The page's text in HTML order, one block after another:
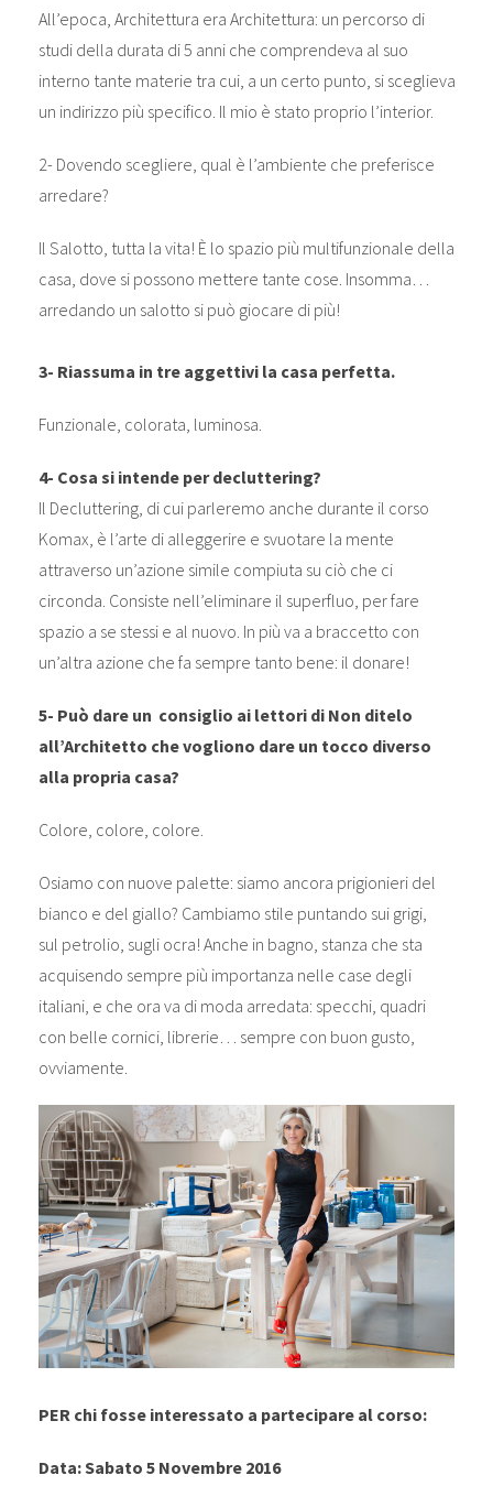
All’epoca, Architettura era Architettura: un percorso di
studi della durata di 5 anni che comprendeva al suo
interno tante materie tra cui, a un certo punto, si sceglieva
un indirizzo più specifico. Il mio è stato proprio l’interior.
2- Dovendo scegliere, qual è l’ambiente che preferisce
arredare?
Il Salotto, tutta la vita! È lo spazio più multifunzionale della
casa, dove si possono mettere tante cose. Insomma…
arredando un salotto si può giocare di più!
3- Riassuma in tre aggettivi la casa perfetta.
Funzionale, colorata, luminosa.
4- Cosa si intende per decluttering?
Il Decluttering, di cui parleremo anche durante il corso
Komax, è l’arte di alleggerire e svuotare la mente
attraverso un’azione simile compiuta su ciò che ci
circonda. Consiste nell’eliminare il superfluo, per fare
spazio a se stessi e al nuovo. In più va a braccetto con
un’altra azione che fa sempre tanto bene: il donare!
5- Può dare un consiglio ai lettori di Non ditelo
all’Architetto che vogliono dare un tocco diverso
alla propria casa?
Colore, colore, colore.
Osiamo con nuove palette: siamo ancora prigionieri del
bianco e del giallo? Cambiamo stile puntando sui grigi,
sul petrolio, sugli ocra! Anche in bagno, stanza che sta
acquisendo sempre più importanza nelle case degli
italiani, e che ora va di moda arredata: specchi, quadri
con belle cornici, librerie… sempre con buon gusto,
ovviamente.
PER chi fosse interessato a partecipare al corso:
Data: Sabato 5 Novembre 2016